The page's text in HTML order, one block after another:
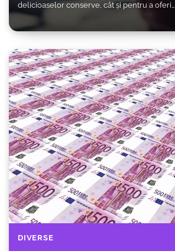
delicioaselor conserve, cât și pentru a oferi…
DIVERSE